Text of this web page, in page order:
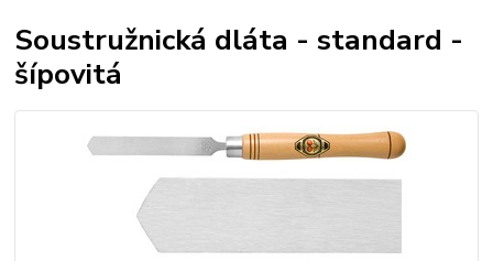
Soustružnická dláta - standard -
šípovitá